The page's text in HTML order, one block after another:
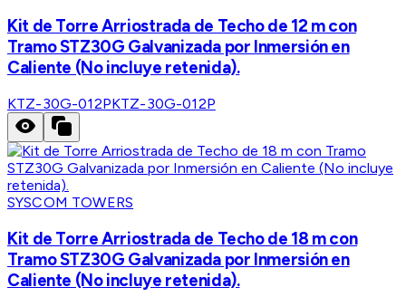
Kit de Torre Arriostrada de Techo de 12 m con
Tramo STZ30G Galvanizada por Inmersión en
Caliente (No incluye retenida).
KTZ-30G-012PKTZ-30G-012P
SYSCOM TOWERS
Kit de Torre Arriostrada de Techo de 18 m con
Tramo STZ30G Galvanizada por Inmersión en
Caliente (No incluye retenida).